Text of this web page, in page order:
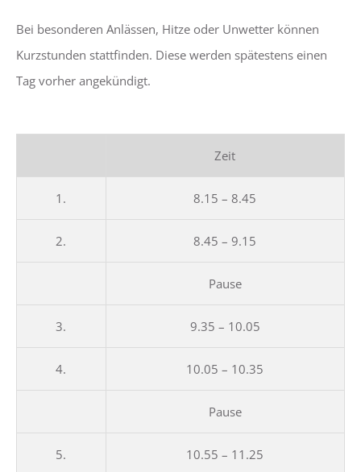
Bei besonderen Anlässen, Hitze oder Unwetter können
Kurzstunden stattfinden. Diese werden spätestens einen
Tag vorher angekündigt.
Zeit
1. 8.15 – 8.45
2. 8.45 – 9.15
Pause
3. 9.35 – 10.05
4. 10.05 – 10.35
Pause
5. 10.55 – 11.25